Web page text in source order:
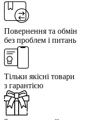
Повернення та обмін
без проблем і питань
Тільки якісні товари
з гарантією